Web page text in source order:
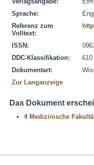
Sprache:
Referenz zum
Volltext:
ISSN:
DDC-Klassifikation:
Dokumentart:
Zur Langanzeige
Das Dokument
4 Medizinische